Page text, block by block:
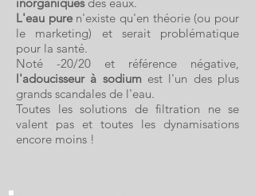
L'eau puren'existe qu'en théorie (ou pour
le marketing) et serait problématique
pour la santé.
Noté -20/20 et référence négative,
l'adoucisseur à sodiumest l'un des plus
grands scandales de l'eau.
Toutes les solutions de filtration ne se
valent pas et toutes les dynamisations
encore moins !